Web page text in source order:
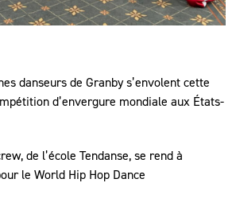
danseurs de Granby s’envolent cette
d’envergure mondiale aux États-
de l’école Tendanse, se rend à
le World Hip Hop Dance